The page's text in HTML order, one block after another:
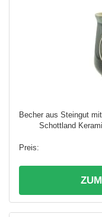
Becher aus Steingut
Schottland